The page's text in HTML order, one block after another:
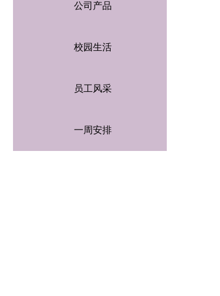
公司产品
校园生活
员工风采
一周安排